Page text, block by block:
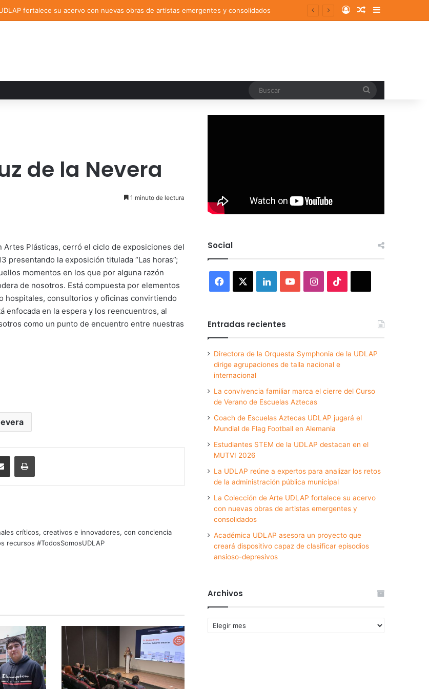
fortalece su acervo con nuevas obras de artistas emergentes y consolidados Log InRandom Article
Sidebar
de la Nevera
1 minuto de lectura
Artes Plásticas, cerró el ciclo de exposiciones del
presentando la exposición titulada “Las horas”;
momentos en los que por alguna razón
de nosotros. Está compuesta por elementos
hospitales, consultorios y oficinas convirtiendo
enfocada en la espera y los reencuentros, al
como un punto de encuentro entre nuestras
Share via Email Print
críticos, creativos e innovadores, con conciencia
recursos #TodosSomosUDLAP
Social
Facebook LinkedInYouTubeInstagram
Entradas recientes
Directora de la Orquesta Symphonia de la UDLAP
dirige agrupaciones de talla nacional e
internacional
La convivencia familiar marca el cierre del Curso
de Verano de Escuelas Aztecas
Coach de Escuelas Aztecas UDLAP jugará el
Mundial de Flag Football en Alemania
Estudiantes STEM de la UDLAP destacan en el
MUTVI 2026
La UDLAP reúne a expertos para analizar los retos
de la administración pública municipal
La Colección de Arte UDLAP fortalece su acervo
con nuevas obras de artistas emergentes y
consolidados
Académica UDLAP asesora un proyecto que
creará dispositivo capaz de clasificar episodios
ansioso-depresivos
Archivos
Archivos